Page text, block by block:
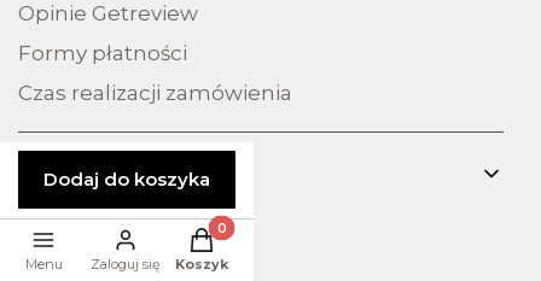
Opinie Getreview
Formy płatności
Czas realizacji zamówienia
Polityka prywatności
Regulamin
Dodaj do koszyka
Menu Zaloguj się
Produkty w koszyku: 0. Zobacz
Koszyk